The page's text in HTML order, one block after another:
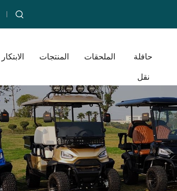
حافلة
نقل
الملحقات المنتجات الابتكار